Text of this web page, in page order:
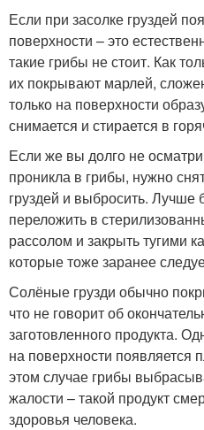
Если при засолке груздей
поверхности – это
такие грибы не стоит. Как
их покрывают марлей,
только на поверхности
снимается и стирается в
Если же вы долго не
проникла в грибы, нужно
груздей и выбросить. Лучше
переложить в
рассолом и закрыть тугими
которые тоже заранее
Солёные грузди обычно
что не говорит об
заготовленного продукта.
на поверхности появляется
этом случае грибы
жалости – такой продукт
здоровья человека.